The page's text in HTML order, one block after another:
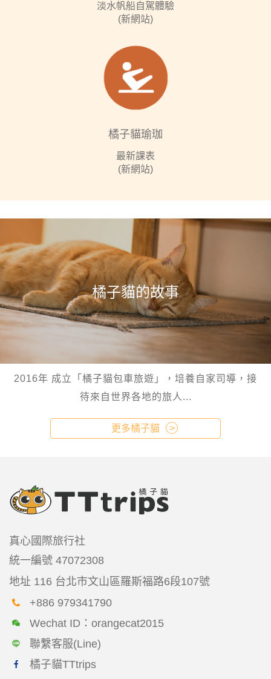
淡水帆船自駕體驗
(新網站)
橘子貓瑜珈
最新課表
(新網站)
橘子貓的故事
2016年 成立「橘子貓包車旅遊」，培養自家司導，接
待來自世界各地的旅人...
更多橘子貓
真心國際旅行社
統一編號 47072308
地址 116 台北市文山區羅斯福路6段107號
+886 979341790
Wechat ID：orangecat2015
聯繫客服(Line)
橘子貓TTtrips